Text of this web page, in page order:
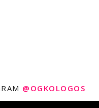
@OGKOLOGOS